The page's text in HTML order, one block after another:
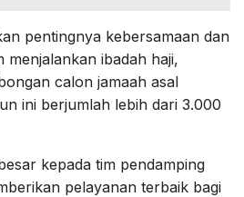
pentingnya kebersamaan dan
menjalankan ibadah haji,
calon jamaah asal
ini berjumlah lebih dari 3.000
kepada tim pendamping
pelayanan terbaik bagi